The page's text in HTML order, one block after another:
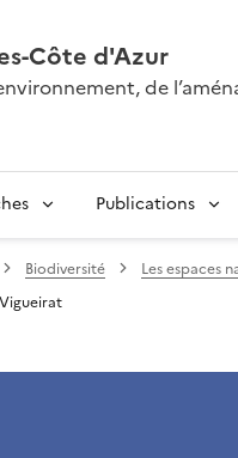
Côte d'Azur
de
Publications
Biodiversité Les espaces